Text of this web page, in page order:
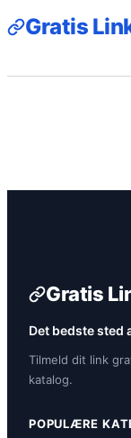
Gratis
Gratis
Det bedste sted
Tilmeld dit link
katalog.
POPULÆRE